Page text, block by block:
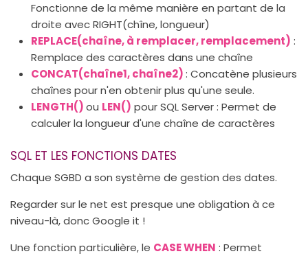
Fonctionne de la même manière en partant de la
droite avec RIGHT(chîne, longueur)
REPLACE(chaîne, à remplacer, remplacement) :
Remplace des caractères dans une chaîne
CONCAT(chaîne1, chaîne2): Concatène plusieurs
chaînes pour n'en obtenir plus qu'une seule.
LENGTH()ou LEN() pour SQL Server : Permet de
calculer la longueur d'une chaîne de caractères
SQL ET LES FONCTIONS DATES
Chaque SGBD a son système de gestion des dates.
Regarder sur le net est presque une obligation à ce
niveau-là, donc Google it !
Une fonction particulière, le CASE WHEN : Permet